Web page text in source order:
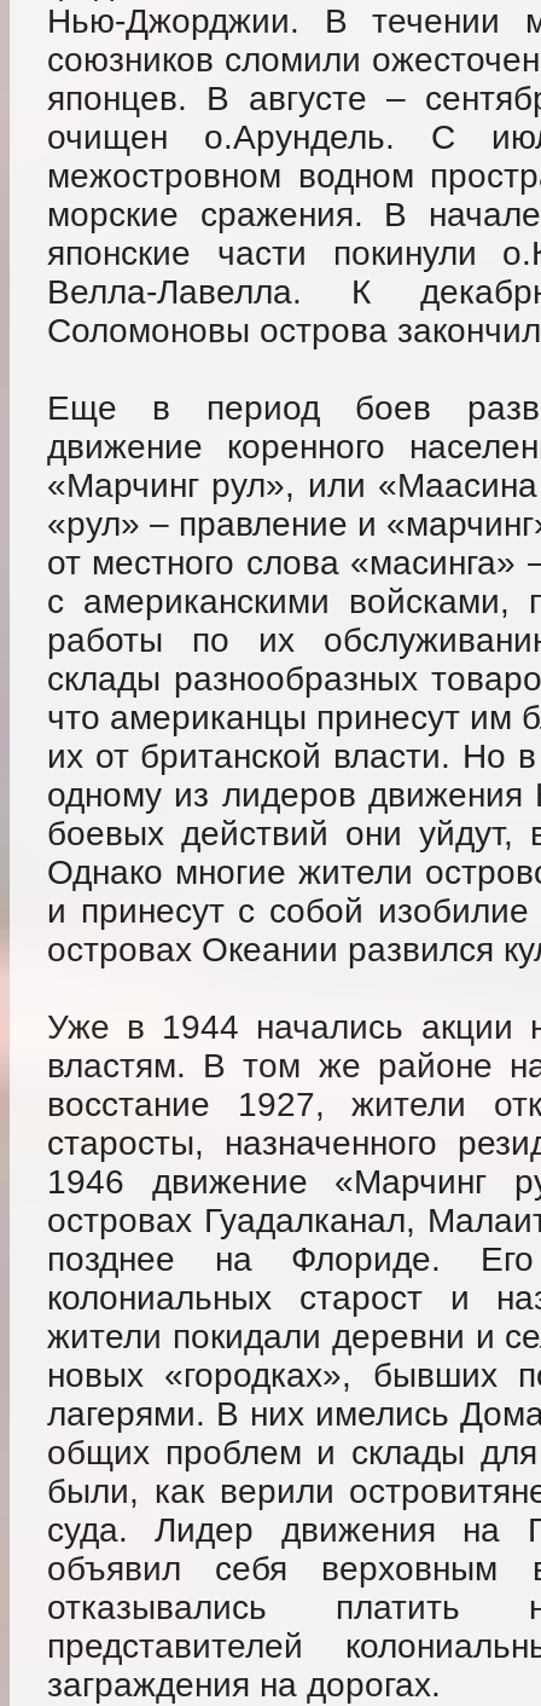
Нью-Джорджии. В течении
союзников сломили
японцев. В августе –
очищен о.Арундель. С
межостровном водном
морские сражения. В
японские части покинули
Велла-Лавелла. К
Соломоновы острова
Еще в период боев
движение коренного
«Марчинг рул», или
«рул» – правление и
от местного слова
с американскими войсками,
работы по их
склады разнообразных
что американцы принесут им
их от британской власти. Но
одному из лидеров движения
боевых действий они уйдут,
Однако многие жители
и принесут с собой
островах Океании развился
Уже в 1944 начались акции
властям. В том же районе
восстание 1927, жители
старосты, назначенного
1946 движение «Марчинг
островах Гуадалканал,
позднее на Флориде. Его
колониальных старост и
жители покидали деревни и
новых «городках», бывших
лагерями. В них имелись
общих проблем и склады
были, как верили
суда. Лидер движения на
объявил себя верховным
отказывались
представителей
заграждения на дорогах.